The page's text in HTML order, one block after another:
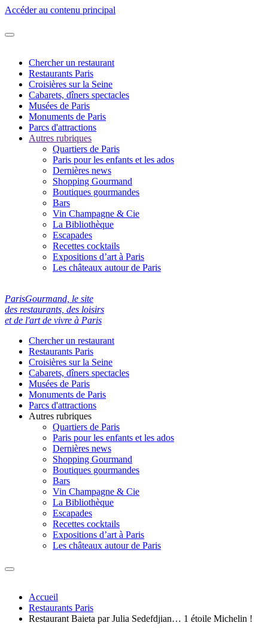
Accéder au contenu principal
Chercher un restaurant
Restaurants Paris
Croisières sur la Seine
Cabarets, dîners spectacles
Musées de Paris
Monuments de Paris
Parcs d'attractions
Autres rubriques
Quartiers de Paris
Paris pour les enfants et les ados
Dernières news
Shopping Gourmand
Boutiques gourmandes
Bars
Vin Champagne & Cie
La Bibliothèque
Escapades
Recettes cocktails
Expositions d’art à Paris
Les châteaux autour de Paris
ParisGourmand, le site
des restaurants, des loisirs
et de l'art de vivre à Paris
Chercher un restaurant
Restaurants Paris
Croisières sur la Seine
Cabarets, dîners spectacles
Musées de Paris
Monuments de Paris
Parcs d'attractions
Autres rubriques
Quartiers de Paris
Paris pour les enfants et les ados
Dernières news
Shopping Gourmand
Boutiques gourmandes
Bars
Vin Champagne & Cie
La Bibliothèque
Escapades
Recettes cocktails
Expositions d’art à Paris
Les châteaux autour de Paris
Accueil
Restaurants Paris
Restaurant Baieta par Julia Sedefdjian… 1 étoile Michelin !